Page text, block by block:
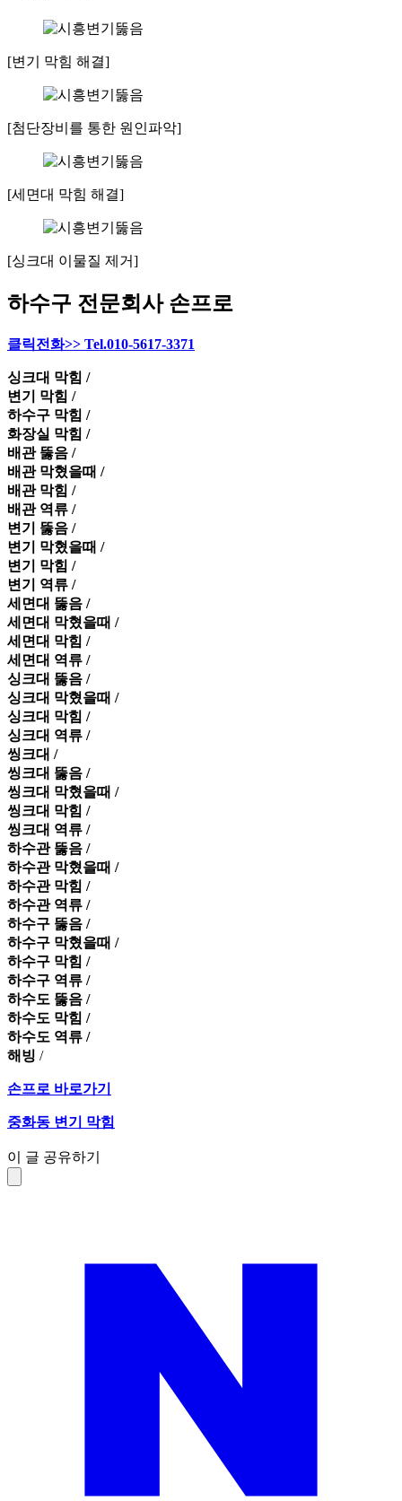
[변기 막힘 해결]
[첨단장비를 통한 원인파악]
[세면대 막힘 해결]
[싱크대 이물질 제거]
하수구 전문회사 손프로
클릭전화>> Tel.010-5617-3371
싱크대 막힘 /
변기 막힘 /
하수구 막힘 /
화장실 막힘 /
배관 뚫음 /
배관 막혔을때 /
배관 막힘 /
배관 역류 /
변기 뚫음 /
변기 막혔을때 /
변기 막힘 /
변기 역류 /
세면대 뚫음 /
세면대 막혔을때 /
세면대 막힘 /
세면대 역류 /
싱크대 뚫음 /
싱크대 막혔을때 /
싱크대 막힘 /
싱크대 역류 /
씽크대 /
씽크대 뚫음 /
씽크대 막혔을때 /
씽크대 막힘 /
씽크대 역류 /
하수관 뚫음 /
하수관 막혔을때 /
하수관 막힘 /
하수관 역류 /
하수구 뚫음 /
하수구 막혔을때 /
하수구 막힘 /
하수구 역류 /
하수도 뚫음 /
하수도 막힘 /
하수도 역류 /
해빙 /
손프로 바로가기
중화동 변기 막힘
이 글 공유하기